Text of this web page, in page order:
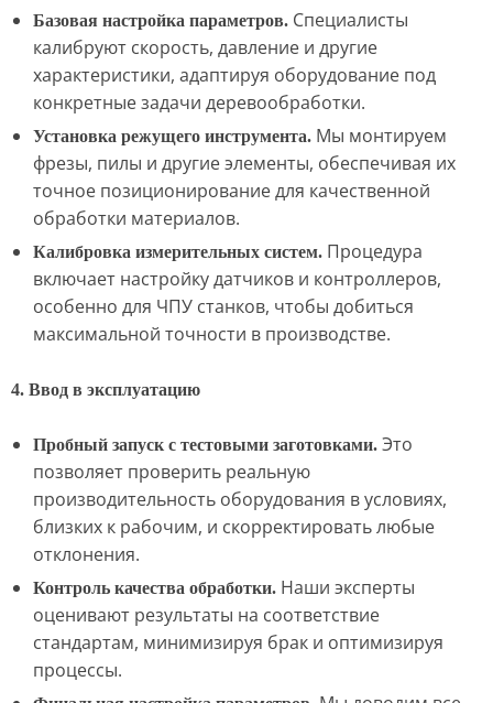
Базовая настройка параметров. Специалисты
калибруют скорость, давление и другие
характеристики, адаптируя оборудование под
конкретные задачи деревообработки.
Установка режущего инструмента. Мы монтируем
фрезы, пилы и другие элементы, обеспечивая их
точное позиционирование для качественной
обработки материалов.
Калибровка измерительных систем. Процедура
включает настройку датчиков и контроллеров,
особенно для ЧПУ станков, чтобы добиться
максимальной точности в производстве.
4. Ввод в эксплуатацию
Пробный запуск с тестовыми заготовками. Это
позволяет проверить реальную
производительность оборудования в условиях,
близких к рабочим, и скорректировать любые
отклонения.
Контроль качества обработки. Наши эксперты
оценивают результаты на соответствие
стандартам, минимизируя брак и оптимизируя
процессы.